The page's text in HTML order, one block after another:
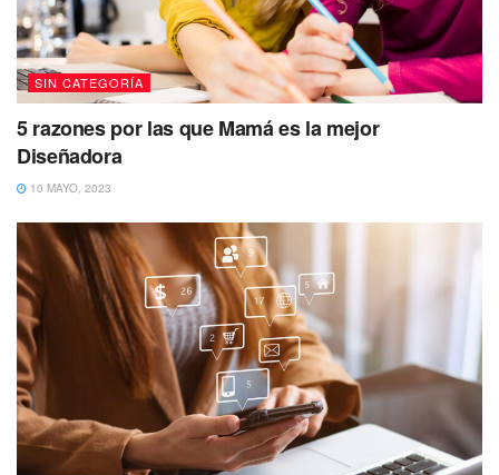
SIN CATEGORÍA
5 razones por las que Mamá es la mejor
Diseñadora
10 MAYO, 2023